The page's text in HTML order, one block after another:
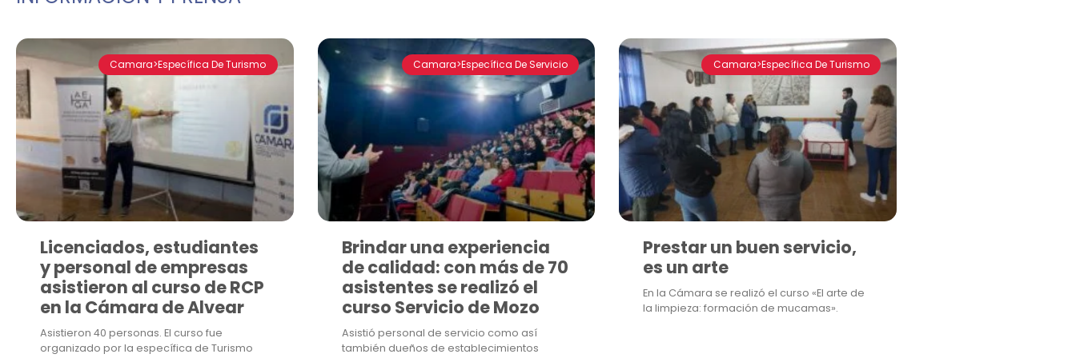
Camara>Específica De Turismo
Licenciados, estudiantes
y personal de empresas
asistieron al curso de RCP
en la Cámara de Alvear
Asistieron 40 personas. El curso fue
organizado por la específica de Turismo
Camara>Específica De Servicio
Brindar una experiencia
de calidad: con más de 70
asistentes se realizó el
curso Servicio de Mozo
Asistió personal de servicio como así
también dueños de establecimientos
Camara>Específica De Turismo
Prestar un buen servicio,
es un arte
En la Cámara se realizó el curso «El arte de
la limpieza: formación de mucamas».